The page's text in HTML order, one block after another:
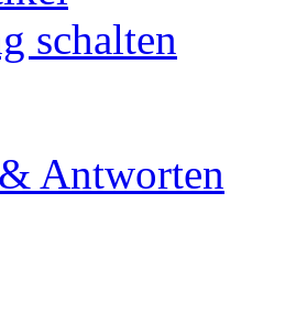
schalten
Antworten